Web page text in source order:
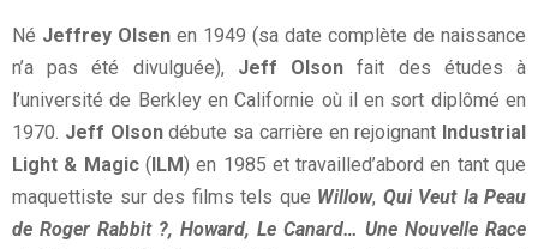
Né Jeffrey Olsen en 1949 (sa date complète de naissance
n’a pas été divulguée), Jeff Olson fait des études à
l’université de Berkley en Californie où il en sort diplômé en
1970. Jeff Olsondébute sa carrière en rejoignant Industrial
Light & Magic( ILM) en 1985 et travailled’abord en tant que
maquettiste sur des films tels que Willow, Qui Veut la Peau
de Roger Rabbit ?, Howard, Le Canard… Une Nouvelle Race